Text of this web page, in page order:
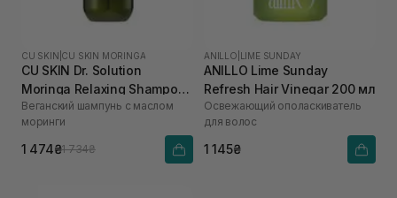
CU SKIN CU SKIN MORINGA
CU SKIN Dr. Solution
Moringa Relaxing Shampoo
400 мл
Веганский шампунь с маслом
моринги
1 474₴1 734₴
ANILLO LIME SUNDAY
ANILLO Lime Sunday
Refresh Hair Vinegar 200 мл
Освежающий ополаскиватель
для волос
1 145₴